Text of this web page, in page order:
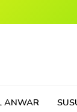
ANWAR